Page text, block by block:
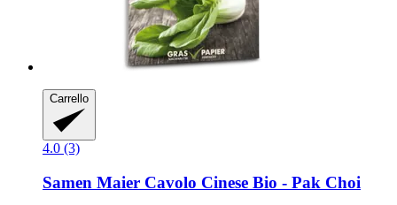
Carrello
4.0 (3)
Samen Maier Cavolo Cinese Bio -​ Pak Choi